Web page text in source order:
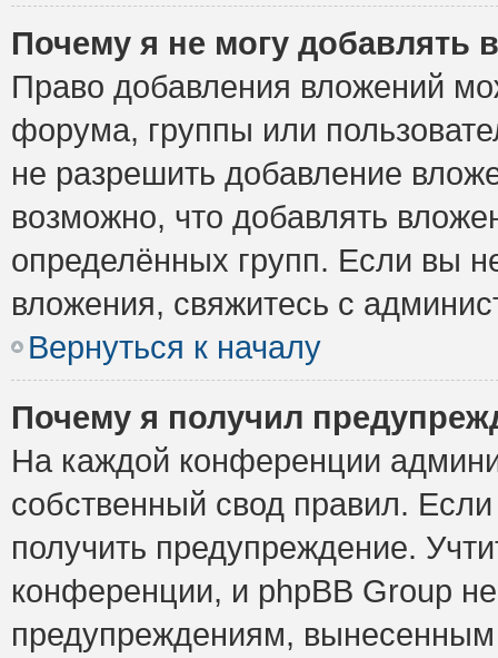
Почему я не могу добавлять
Право добавления вложений
форума, группы или
не разрешить добавление
возможно, что добавлять
определённых групп. Если вы
вложения, свяжитесь с
Вернуться к началу
Почему я получил
На каждой конференции
собственный свод правил.
получить предупреждение.
конференции, и phpBB Group
предупреждениям,